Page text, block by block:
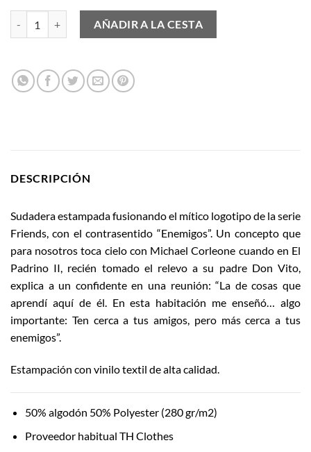
Enemigas (Mujer) (sin capucha) cantidad
AÑADIR A LA CESTA
DESCRIPCIÓN
Sudadera estampada fusionando el mítico logotipo de la serie
Friends, con el contrasentido “Enemigos”. Un concepto que
para nosotros toca cielo con Michael Corleone cuando en El
Padrino II, recién tomado el relevo a su padre Don Vito,
explica a un confidente en una reunión: “La de cosas que
aprendí aquí de él. En esta habitación me enseñó… algo
importante: Ten cerca a tus amigos, pero más cerca a tus
enemigos”.
Estampación con vinilo textil de alta calidad.
50% algodón 50% Polyester (280 gr/m2)
Proveedor habitual TH Clothes